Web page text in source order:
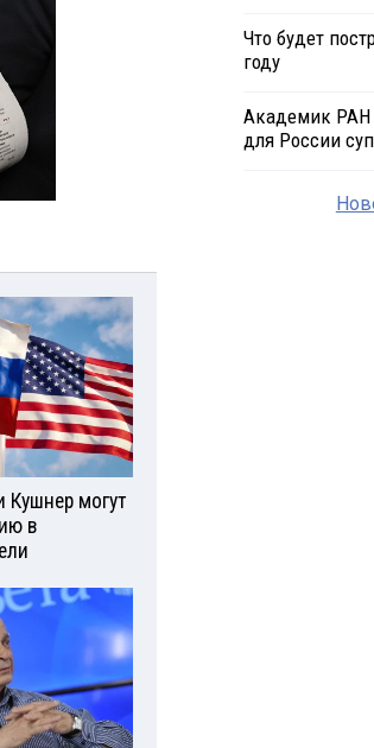
могут
в
Что будет
году
Академик РАН
для России